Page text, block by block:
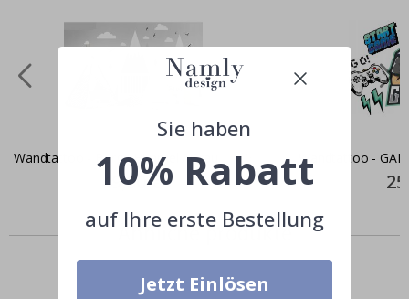
Wandtattoo - Berge Himmel / Grau
Special
Price
49,00 €
Wandtattoo -
Ähnliche produkte
Sie haben
10% Rabatt
auf Ihre erste Bestellung
Jetzt Einlösen